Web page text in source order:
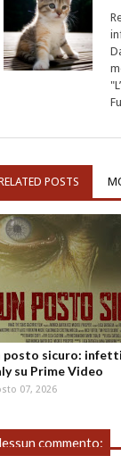
POSTS
posto sicuro:
su Prime Video
07, 2026
commento: